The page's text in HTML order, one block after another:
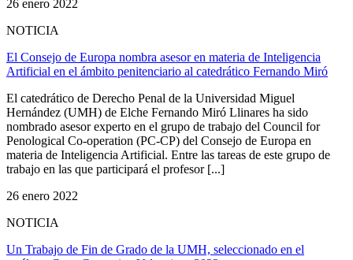
26 enero 2022
NOTICIA
El Consejo de Europa nombra asesor en materia de Inteligencia
Artificial en el ámbito penitenciario al catedrático Fernando Miró
El catedrático de Derecho Penal de la Universidad Miguel
Hernández (UMH) de Elche Fernando Miró Llinares ha sido
nombrado asesor experto en el grupo de trabajo del Council for
Penological Co-operation (PC-CP) del Consejo de Europa en
materia de Inteligencia Artificial. Entre las tareas de este grupo de
trabajo en las que participará el profesor [...]
26 enero 2022
NOTICIA
Un Trabajo de Fin de Grado de la UMH, seleccionado en el